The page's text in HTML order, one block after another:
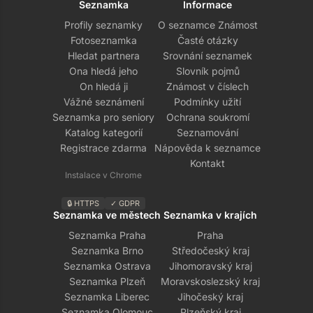
Seznamka
Profily seznamky
Fotoseznamka
Hledat partnera
Ona hledá jeho
On hledá ji
Vážné seznámení
Seznamka pro seniory
Katalog kategorií
Registrace zdarma
Instalace v Chrome
🔒 HTTPS ✓ GDPR
Informace
O seznamce Známost
Časté otázky
Srovnání seznamek
Slovník pojmů
Známost v číslech
Podmínky užití
Ochrana soukromí
Seznamování
Nápověda k seznamce
Kontakt
Seznamka ve městech
Seznamka Praha
Seznamka Brno
Seznamka Ostrava
Seznamka Plzeň
Seznamka Liberec
Seznamka v krajích
Praha
Středočeský kraj
Jihomoravský kraj
Moravskoslezský kraj
Jihočeský kraj